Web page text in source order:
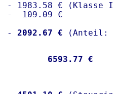
1983.58 € (Klasse I)
-  109.09 €
-
2092.67 €
6593.77 €